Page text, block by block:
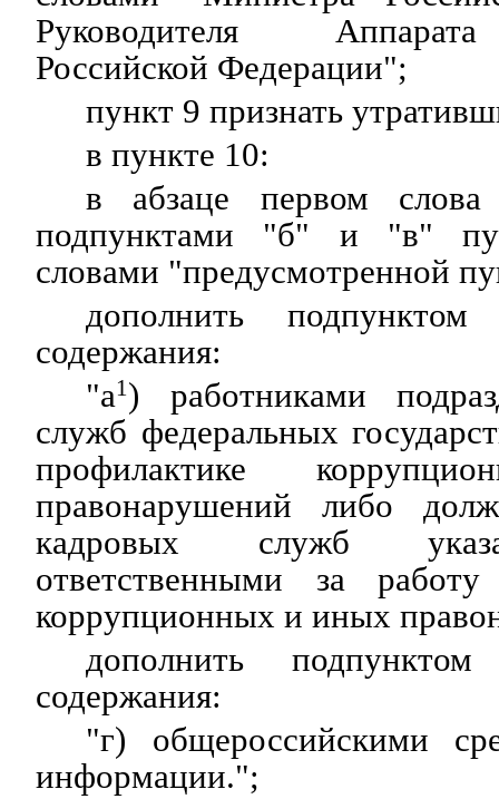
Руководителя
Российской Федерации";
пункт 9 признать
в пункте 10:
в абзаце первом слова
подпунктами "б" и "в"
словами "предусмотренной
дополнить
содержания:
"а1 ) работниками
служб федеральных
профилактике
правонарушений либо
кадровых служб
ответственными за
коррупционных и иных
дополнить
содержания:
"г) общероссийскими
информации.";